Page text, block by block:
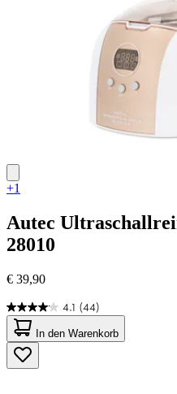
+1
Autec
28010
€ 39,90
4.1 (44)
4.1
von
5
Sternen.
44
In den Warenkorb